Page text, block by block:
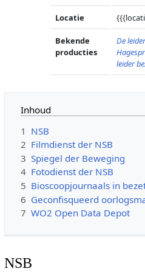
Locatie
Bekende
producties
De
leider
Inhoud
1 NSB
2 Filmdienst der NSB
3 Spiegel der Beweging
4 Fotodienst der NSB
5 Bioscoopjournaals in
6 Geconfisqueerd
7 WO2 Open Data Depot
NSB